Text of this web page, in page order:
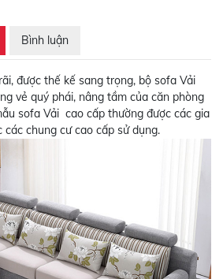
Bình luận
được thế kế sang trọng, bộ sofa Vải
vẻ quý phái, nâng tầm của căn phòng
sofa Vải cao cấp thường được các gia
chung cư cao cấp sử dụng.